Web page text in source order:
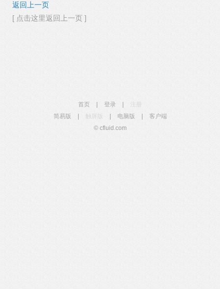
返回上一页
[ 点击这里返回上一页 ]
首页 登录
简易版
触屏版 电脑版
客户端
© cfluid.com